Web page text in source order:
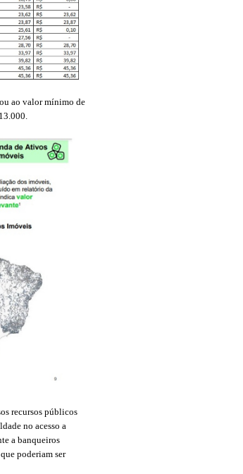
ao valor mínimo de
recursos públicos
no acesso a
a banqueiros
poderiam ser